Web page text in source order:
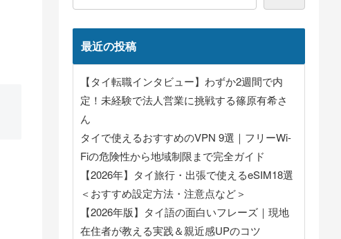
最近の投稿
【タイ転職インタビュー】わずか2週間で内
定！未経験で法人営業に挑戦する篠原有希さ
ん
タイで使えるおすすめのVPN 9選｜フリーWi-
Fiの危険性から地域制限まで完全ガイド
【2026年】タイ旅行・出張で使えるeSIM18選
＜おすすめ設定方法・注意点など＞
【2026年版】タイ語の面白いフレーズ｜現地
在住者が教える実践＆親近感UPのコツ